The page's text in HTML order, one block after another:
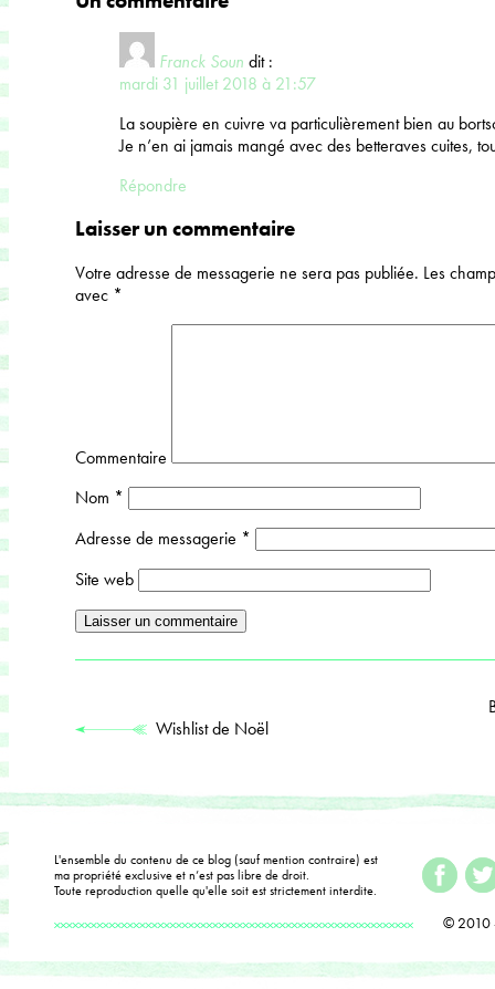
Franck Soun dit :
mardi 31 juillet 2018 à 21:57
La soupière en cuivre va particulièrement bien au
Je n’en ai jamais mangé avec des betteraves cuites,
Répondre
Laisser un commentaire
Votre adresse de messagerie ne sera pas publiée. Les
avec *
Commentaire
Nom *
Adresse de messagerie *
Site web
Wishlist de Noël
L'ensemble du contenu de ce blog (sauf mention contraire) est
ma propriété exclusive et n’est pas libre de droit.
Toute reproduction quelle qu'elle soit est strictement interdite.
© 2010